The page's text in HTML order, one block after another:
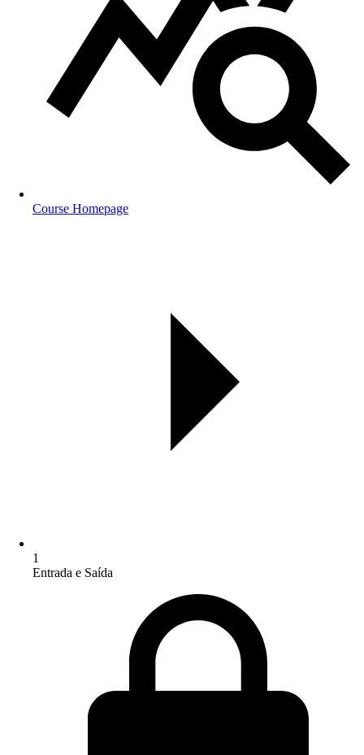
Course Homepage
1
Entrada e Saída